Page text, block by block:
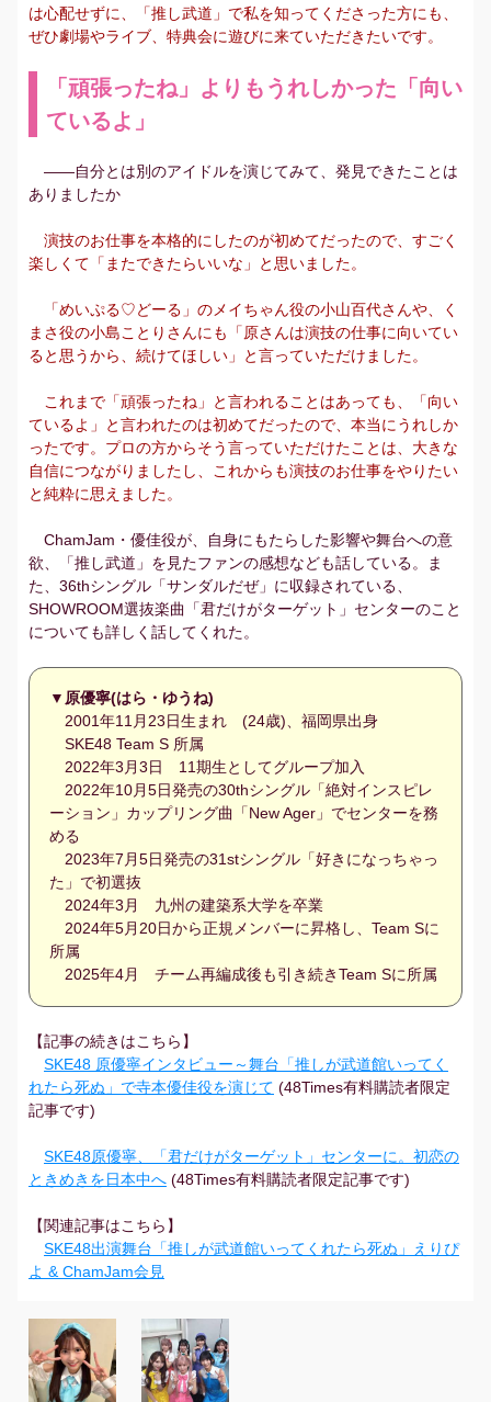
は心配せずに、「推し武道」で私を知ってくださった方にも、
ぜひ劇場やライブ、特典会に遊びに来ていただきたいです。
「頑張ったね」よりもうれしかった「向い
ているよ」
――自分とは別のアイドルを演じてみて、発見できたことは
ありましたか
演技のお仕事を本格的にしたのが初めてだったので、すごく
楽しくて「またできたらいいな」と思いました。
「めいぷる♡どーる」のメイちゃん役の小山百代さんや、く
まさ役の小島ことりさんにも「原さんは演技の仕事に向いてい
ると思うから、続けてほしい」と言っていただけました。
これまで「頑張ったね」と言われることはあっても、「向い
ているよ」と言われたのは初めてだったので、本当にうれしか
ったです。プロの方からそう言っていただけたことは、大きな
自信につながりましたし、これからも演技のお仕事をやりたい
と純粋に思えました。
ChamJam・優佳役が、自身にもたらした影響や舞台への意
欲、「推し武道」を見たファンの感想なども話している。ま
た、36thシングル「サンダルだぜ」に収録されている、
SHOWROOM選抜楽曲「君だけがターゲット」センターのこと
についても詳しく話してくれた。
▼原優寧(はら・ゆうね)
2001年11月23日生まれ (24歳)、福岡県出身
SKE48 Team S 所属
2022年3月3日 11期生としてグループ加入
2022年10月5日発売の30thシングル「絶対インスピレ
ーション」カップリング曲「New Ager」でセンターを務
める
2023年7月5日発売の31stシングル「好きになっちゃっ
た」で初選抜
2024年3月 九州の建築系大学を卒業
2024年5月20日から正規メンバーに昇格し、Team Sに
所属
2025年4月 チーム再編成後も引き続きTeam Sに所属
【記事の続きはこちら】
SKE48 原優寧インタビュー～舞台「推しが武道館いってく
れたら死ぬ」で寺本優佳役を演じて (48Times有料購読者限定
記事です)
SKE48原優寧、「君だけがターゲット」センターに。初恋の
ときめきを日本中へ (48Times有料購読者限定記事です)
【関連記事はこちら】
SKE48出演舞台「推しが武道館いってくれたら死ぬ」えりぴ
よ & ChamJam会見